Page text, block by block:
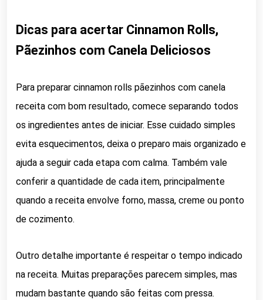
Dicas para acertar Cinnamon Rolls,
Pãezinhos com Canela Deliciosos
Para preparar cinnamon rolls pãezinhos com canela
receita com bom resultado, comece separando todos
os ingredientes antes de iniciar. Esse cuidado simples
evita esquecimentos, deixa o preparo mais organizado e
ajuda a seguir cada etapa com calma. Também vale
conferir a quantidade de cada item, principalmente
quando a receita envolve forno, massa, creme ou ponto
de cozimento.
Outro detalhe importante é respeitar o tempo indicado
na receita. Muitas preparações parecem simples, mas
mudam bastante quando são feitas com pressa.